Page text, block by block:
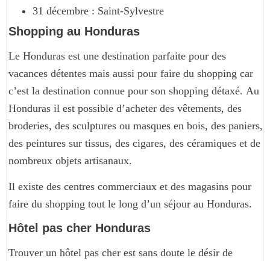
31 décembre : Saint-Sylvestre
Shopping au Honduras
Le Honduras est une destination parfaite pour des
vacances détentes mais aussi pour faire du shopping car
c’est la destination connue pour son shopping détaxé. Au
Honduras il est possible d’acheter des vêtements, des
broderies, des sculptures ou masques en bois, des paniers,
des peintures sur tissus, des cigares, des céramiques et de
nombreux objets artisanaux.
Il existe des centres commerciaux et des magasins pour
faire du shopping tout le long d’un séjour au Honduras.
Hôtel pas cher Honduras
Trouver un hôtel pas cher est sans doute le désir de